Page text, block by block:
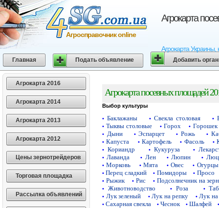
Агрокарта
Агрокарта
Агросправочник online
Главная Подать объявление Добавить
Агрокарта 2016
Агрокарта 2014
Агрокарта 2013
Агрокарта 2012
Цены зернотрейдеров
Торговая площадка
Рассылка объявлений
Агрокарта посевных площадей
Выбор культуры
• Баклажаны • Свекла столовая •
• Тыквы столовые • Горох • Горошек
• Дыни • Эспарцет • Рожь •
• Капуста • Картофель • Фасоль •
• Кориандр • Кукуруза •
• Лаванда • Лен • Люпин •
• Морковь • Мята • Овес • Огурцы
• Перец сладкий • Помидоры • Просо
• Рыжик • Рис • Подсолнечник на
• Животноводство • Роза •
• Лук зеленый • Лук на репку • Лук на
• Сахарная свекла • Чеснок • Шалфей •